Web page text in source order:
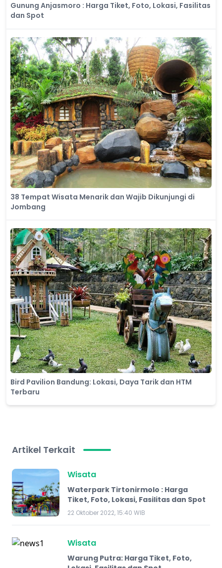
Gunung Anjasmoro : Harga Tiket, Foto, Lokasi, Fasilitas
dan Spot
38 Tempat Wisata Menarik dan Wajib Dikunjungi di
Jombang
Bird Pavilion Bandung: Lokasi, Daya Tarik dan HTM
Terbaru
Artikel Terkait
Wisata
Waterpark Tirtonirmolo : Harga
Tiket, Foto, Lokasi, Fasilitas dan Spot
22 Oktober 2022, 15:40 WIB
Wisata
Warung Putra: Harga Tiket, Foto,